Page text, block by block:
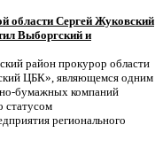
области Сергей Жуковский
Выборгский и
район прокурор области
ЦБК», являющемся одним
бумажных компаний
статусом
регионального